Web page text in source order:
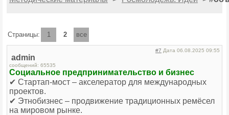
Страницы: 1 2 все
#7 Дата 06.08.2025 09:55
admin
сообщений: 65535
Социальное предпринимательство и бизнес
✔ Стартап-мост – акселератор для международных
проектов.
✔ Этнобизнес – продвижение традиционных ремёсел
на мировом рынке.